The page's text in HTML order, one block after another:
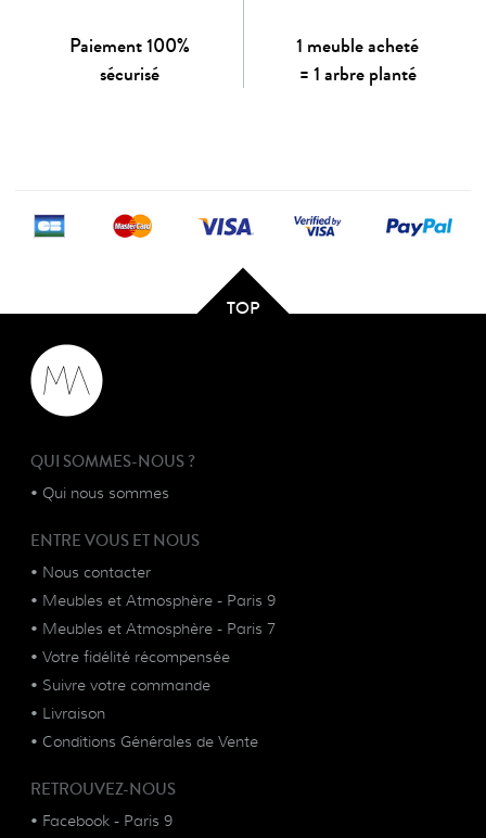
Paiement 100%
sécurisé
1 meuble acheté
= 1 arbre planté
TOP
QUI SOMMES-NOUS ?
• Qui nous sommes
ENTRE VOUS ET NOUS
• Nous contacter
• Meubles et Atmosphère - Paris 9
• Meubles et Atmosphère - Paris 7
• Votre fidélité récompensée
• Suivre votre commande
• Livraison
• Conditions Générales de Vente
RETROUVEZ-NOUS
• Facebook - Paris 9